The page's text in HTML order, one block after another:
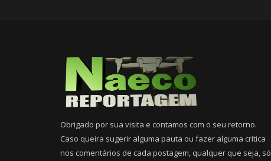
Obrigado por sua visita e contamos com o seu retorno.
Caso queira sugerir alguma pauta ou fazer alguma crítica
nos comentários de cada postagem, qualquer que seja, só